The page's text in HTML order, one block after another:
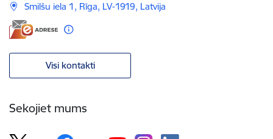
Smilšu iela 1, Rīga, LV-1919, Latvija
Visi kontakti
Sekojiet mums